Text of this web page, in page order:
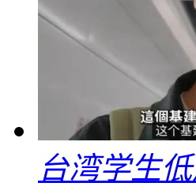
台湾学生